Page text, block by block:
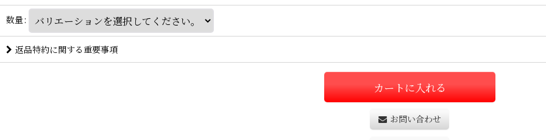
数量:
返品特約に関する重要事項
カートに入れる
お問い合わせ